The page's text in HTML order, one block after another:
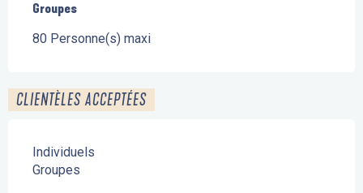
Groupes
Groupes
80 Personne(s) maxi
CLIENTÈLES ACCEPTÉES
Individuels
Groupes